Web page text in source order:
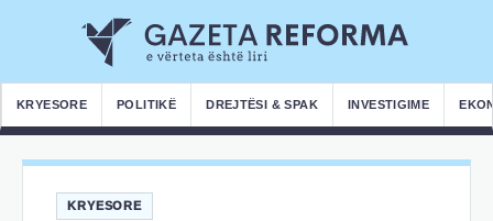
KRYESORE POLITIKË DREJTËSI & SPAK INVESTIGIME
KRYESORE